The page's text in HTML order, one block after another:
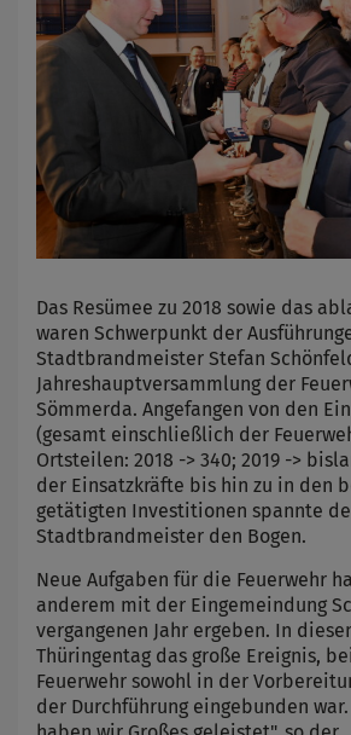
Das Resümee zu 2018 sowie das
waren Schwerpunkt der
Stadtbrandmeister Stefan
Jahreshauptversammlung der
Sömmerda. Angefangen von den
(gesamt einschließlich der
Ortsteilen: 2018 -> 340; 2019 ->
der Einsatzkräfte bis hin zu in den
getätigten Investitionen spannte
Stadtbrandmeister den Bogen.
Neue Aufgaben für die Feuerwehr
anderem mit der Eingemeindung
vergangenen Jahr ergeben. In
Thüringentag das große Ereignis,
Feuerwehr sowohl in der
der Durchführung eingebunden